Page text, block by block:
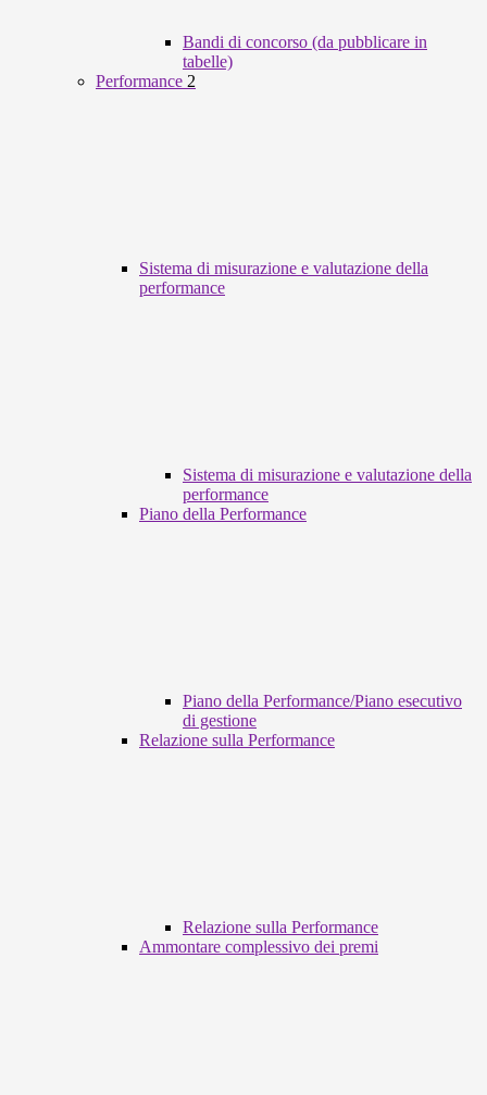
Bandi di concorso (da pubblicare in
tabelle)
Performance 2
Sistema di misurazione e valutazione della
performance
Sistema di misurazione e valutazione della
performance
Piano della Performance
Piano della Performance/Piano esecutivo
di gestione
Relazione sulla Performance
Relazione sulla Performance
Ammontare complessivo dei premi